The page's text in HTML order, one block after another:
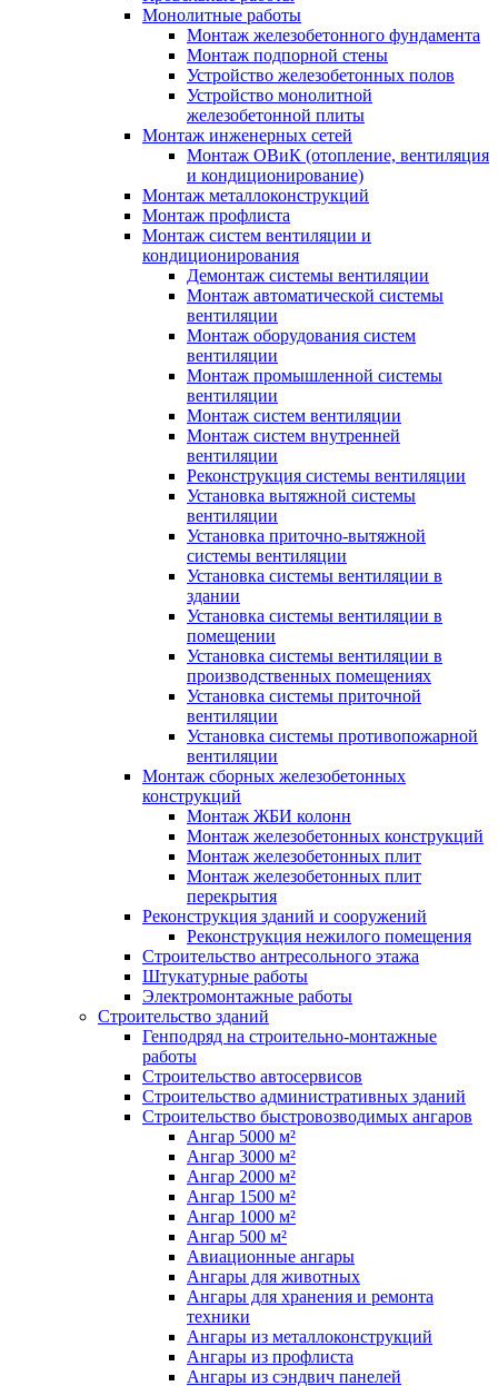
Монолитные работы
Монтаж железобетонного фундамента
Монтаж подпорной стены
Устройство железобетонных полов
Устройство монолитной
железобетонной плиты
Монтаж инженерных сетей
Монтаж ОВиК (отопление, вентиляция
и кондиционирование)
Монтаж металлоконструкций
Монтаж профлиста
Монтаж систем вентиляции и
кондиционирования
Демонтаж системы вентиляции
Монтаж автоматической системы
вентиляции
Монтаж оборудования систем
вентиляции
Монтаж промышленной системы
вентиляции
Монтаж систем вентиляции
Монтаж систем внутренней
вентиляции
Реконструкция системы вентиляции
Установка вытяжной системы
вентиляции
Установка приточно-вытяжной
системы вентиляции
Установка системы вентиляции в
здании
Установка системы вентиляции в
помещении
Установка системы вентиляции в
производственных помещениях
Установка системы приточной
вентиляции
Установка системы противопожарной
вентиляции
Монтаж сборных железобетонных
конструкций
Монтаж ЖБИ колонн
Монтаж железобетонных конструкций
Монтаж железобетонных плит
Монтаж железобетонных плит
перекрытия
Реконструкция зданий и сооружений
Реконструкция нежилого помещения
Строительство антресольного этажа
Штукатурные работы
Электромонтажные работы
Строительство зданий
Генподряд на строительно-монтажные
работы
Строительство автосервисов
Строительство административных зданий
Строительство быстровозводимых ангаров
Ангар 5000 м²
Ангар 3000 м²
Ангар 2000 м²
Ангар 1500 м²
Ангар 1000 м²
Ангар 500 м²
Авиационные ангары
Ангары для животных
Ангары для хранения и ремонта
техники
Ангары из металлоконструкций
Ангары из профлиста
Ангары из сэндвич панелей